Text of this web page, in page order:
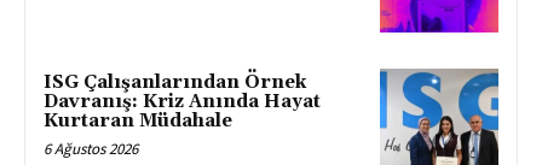
ISG Çalışanlarından Örnek
Davranış: Kriz Anında Hayat
Kurtaran Müdahale
6 Ağustos 2026